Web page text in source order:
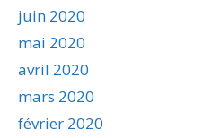
juin 2020
mai 2020
avril 2020
mars 2020
février 2020